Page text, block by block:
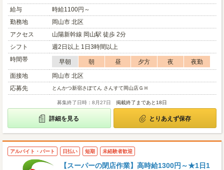
給与
時給1100円～
勤務地
岡山市 北区
アクセス
山陽新幹線 岡山駅 徒歩 2分
シフト
週2日以上 1日3時間以上
時間帯
早朝 朝 昼 夕方 夜
夜勤
面接地
岡山市 北区
応募先
とんかつ新宿さぼてん さんすて岡山店ＧＨ
募集終了日時：8月27日 掲載終了まであと18日
詳細を見る とりあえず保存
アルバイト・パート 日払い 短期 未経験者歓迎
【スーパーの閉店作業】高時給1300円～★1日1